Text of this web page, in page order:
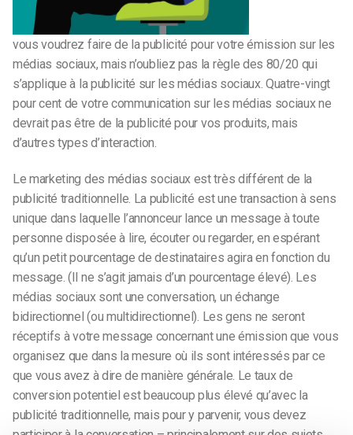
vous voudrez faire de la publicité pour votre émission sur les
médias sociaux, mais n’oubliez pas la règle des 80/20 qui
s’applique à la publicité sur les médias sociaux. Quatre-vingt
pour cent de votre communication sur les médias sociaux ne
devrait pas être de la publicité pour vos produits, mais
d’autres types d’interaction.
Le marketing des médias sociaux est très différent de la
publicité traditionnelle. La publicité est une transaction à sens
unique dans laquelle l’annonceur lance un message à toute
personne disposée à lire, écouter ou regarder, en espérant
qu’un petit pourcentage de destinataires agira en fonction du
message. (Il ne s’agit jamais d’un pourcentage élevé). Les
médias sociaux sont une conversation, un échange
bidirectionnel (ou multidirectionnel). Les gens ne seront
réceptifs à votre message concernant une émission que vous
organisez que dans la mesure où ils sont intéressés par ce
que vous avez à dire de manière générale. Le taux de
conversion potentiel est beaucoup plus élevé qu’avec la
publicité traditionnelle, mais pour y parvenir, vous devez